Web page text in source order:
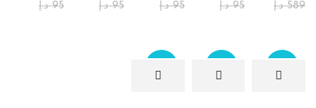
589 د.إ 95 د.إ 95 د.إ 95 د.إ 95 د.إ